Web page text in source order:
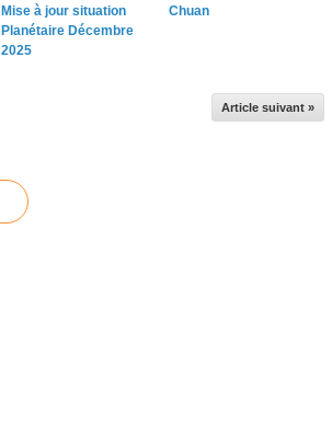
Mise à jour situation
Planétaire Décembre
2025
Chuan
Article suivant »